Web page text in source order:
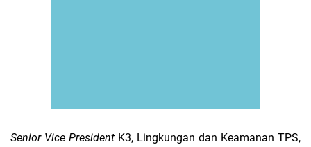
Senior Vice President K3, Lingkungan dan Keamanan TPS,